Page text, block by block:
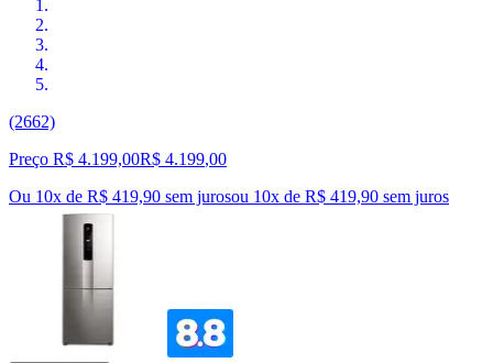
(2662)
Preço R$ 4.199,00R$ 4.199,00
Ou 10x de R$ 419,90 sem jurosou 10x de R$ 419,90 sem juros